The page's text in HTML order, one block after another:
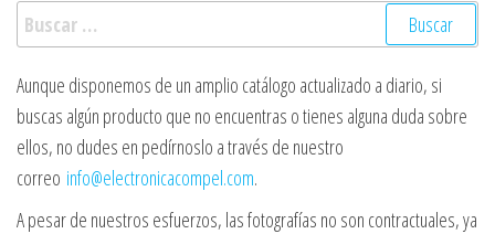
Buscar:
Aunque disponemos de un amplio catálogo actualizado a diario, si
buscas algún producto que no encuentras o tienes alguna duda sobre
ellos, no dudes en pedírnoslo a través de nuestro
correo info@electronicacompel.com.
A pesar de nuestros esfuerzos, las fotografías no son contractuales, ya